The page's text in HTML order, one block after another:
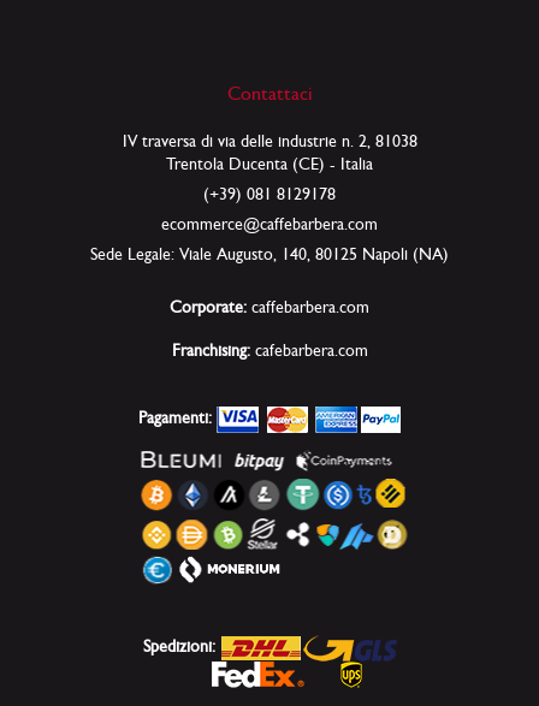
Contattaci
IV traversa di via delle industrie n. 2, 81038
Trentola Ducenta (CE) - Italia
(+39) 081 8129178
ecommerce@caffebarbera.com
Sede Legale: Viale Augusto, 140, 80125 Napoli (NA)
Corporate: caffebarbera.com
Franchising: cafebarbera.com
Pagamenti:
Spedizioni: